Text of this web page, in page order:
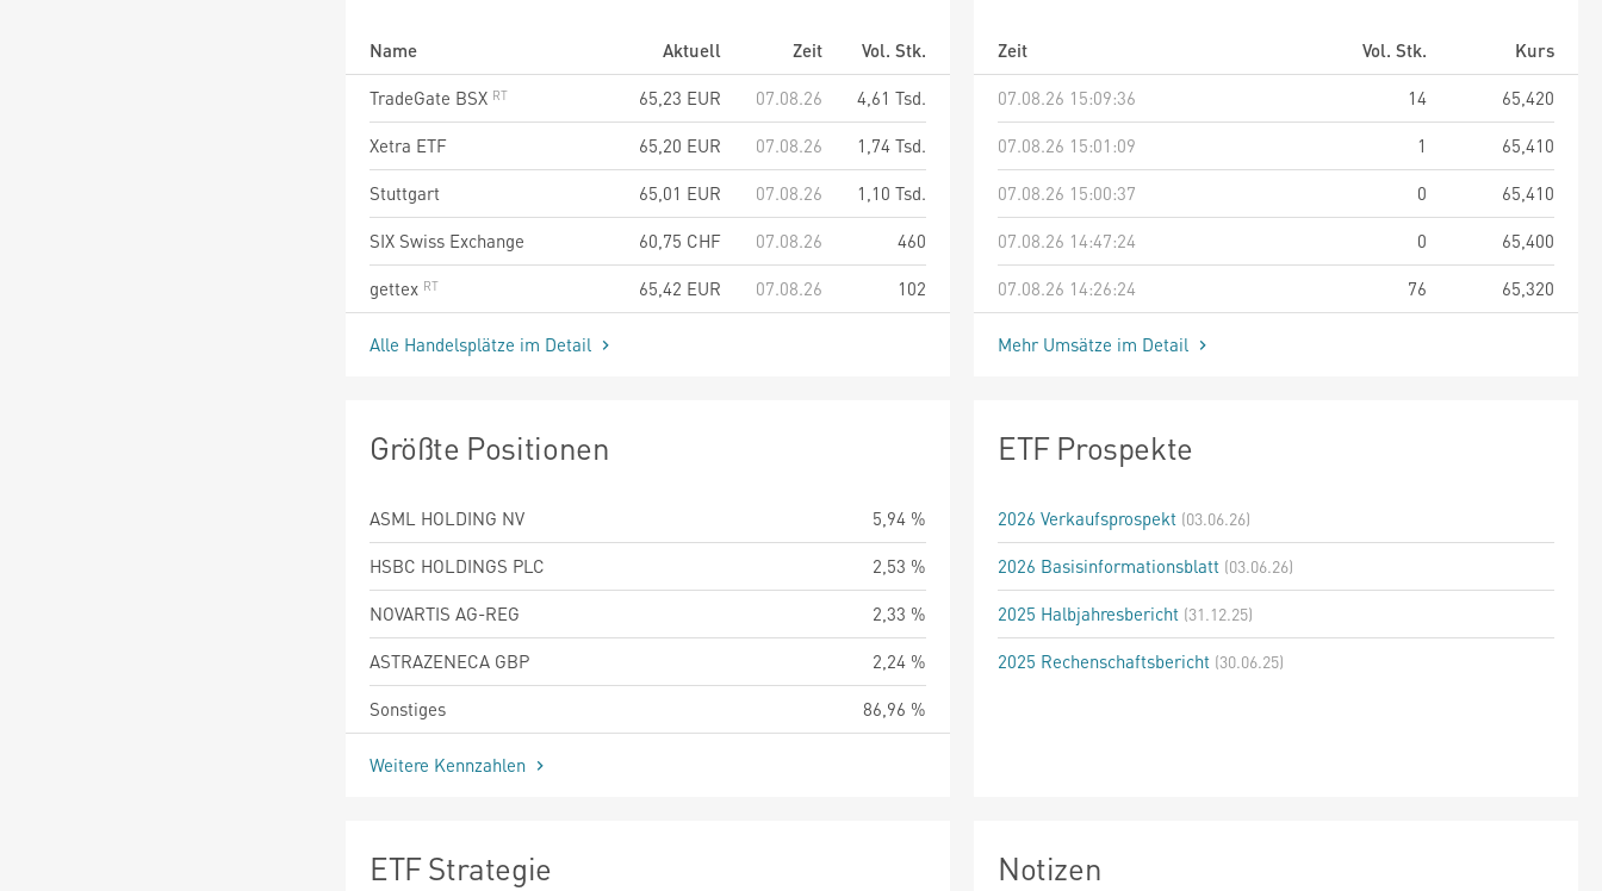
Name Aktuell Zeit
Vol. Stk.
TradeGate BSX
65,23 EUR 07.08.26
4,61 Tsd.
Xetra ETF
65,20 EUR 07.08.26
1,74 Tsd.
Stuttgart
65,01 EUR 07.08.26
1,10 Tsd.
SIX Swiss Exchange
60,75 CHF 07.08.26
460
gettex
65,42 EUR 07.08.26 102
Alle Handelsplätze im Detail
Zeit Vol. Stk.
Kurs
07.08.26 15:09:36
14
65,420
07.08.26 15:01:09
1
65,410
07.08.26 15:00:37
0
65,410
07.08.26 14:47:24
0
65,400
07.08.26 14:26:24
76 65,320
Mehr Umsätze im Detail
Größte Positionen
ASML HOLDING NV
5,94 %
HSBC HOLDINGS PLC
2,53 %
NOVARTIS AG-REG
2,33 %
ASTRAZENECA GBP
2,24 %
Sonstiges
86,96 %
Weitere Kennzahlen
ETF Prospekte
2026 Verkaufsprospekt (03.06.26)
2026 Basisinformationsblatt (03.06.26)
2025 Halbjahresbericht (31.12.25)
2025 Rechenschaftsbericht (30.06.25)
ETF Strategie Notizen